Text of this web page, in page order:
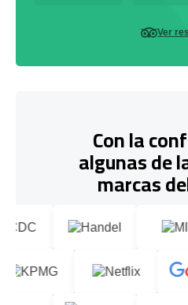
Ver
Con la
algunas de
marcas